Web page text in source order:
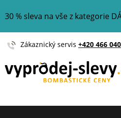
30 % sleva na vše z kategorie
Zákaznický servis +420 466